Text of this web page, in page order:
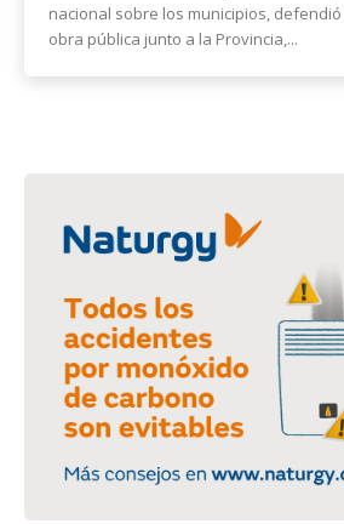
nacional sobre los municipios,
obra pública junto a la Provincia,...